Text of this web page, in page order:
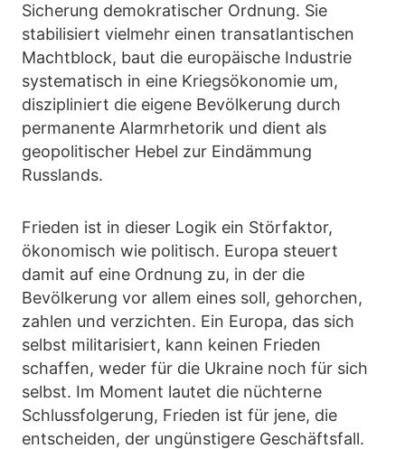
Sicherung demokratischer Ordnung. Sie
stabilisiert vielmehr einen transatlantischen
Machtblock, baut die europäische Industrie
systematisch in eine Kriegsökonomie um,
diszipliniert die eigene Bevölkerung durch
permanente Alarmrhetorik und dient als
geopolitischer Hebel zur Eindämmung
Russlands.
Frieden ist in dieser Logik ein Störfaktor,
ökonomisch wie politisch. Europa steuert
damit auf eine Ordnung zu, in der die
Bevölkerung vor allem eines soll, gehorchen,
zahlen und verzichten. Ein Europa, das sich
selbst militarisiert, kann keinen Frieden
schaffen, weder für die Ukraine noch für sich
selbst. Im Moment lautet die nüchterne
Schlussfolgerung, Frieden ist für jene, die
entscheiden, der ungünstigere Geschäftsfall.